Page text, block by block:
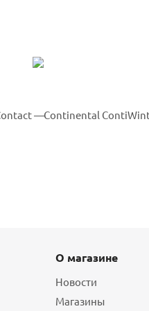
О магазине
Новости
Магазины